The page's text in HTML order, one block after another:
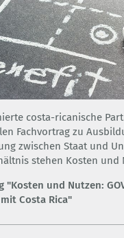
costa-ricanische
Fachvortrag zu
zwischen Staat und
stehen Kosten und
"Kosten und Nutzen:
Costa Rica"